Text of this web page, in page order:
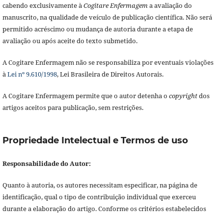
cabendo exclusivamente àCogitare Enfermagema avaliação do
manuscrito, na qualidade de veículo de publicação científica. Não será
permitido acréscimo ou mudança de autoria durante a etapa de
avaliação ou após aceite do texto submetido.
A Cogitare Enfermagem não se responsabiliza por eventuais violações
àLei nº 9.610/1998, Lei Brasileira de Direitos Autorais.
A Cogitare Enfermagem permite que o autor detenha o copyrightdos
artigos aceitos para publicação, sem restrições.
Propriedade Intelectual e Termos de uso
Responsabilidade do Autor:
Quanto à autoria, os autores necessitam especificar, na página de
identificação, qual o tipo de contribuição individual que exerceu
durante a elaboração do artigo. Conforme os critérios estabelecidos